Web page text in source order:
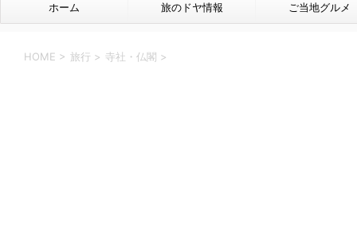
ホーム 旅のドヤ情報 ご当地グルメ
HOME > 旅行 > 寺社・仏閣 >